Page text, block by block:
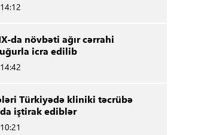
da növbəti ağır cərrahi
icra edilib
Türkiyədə kliniki təcrübə
iştirak ediblər